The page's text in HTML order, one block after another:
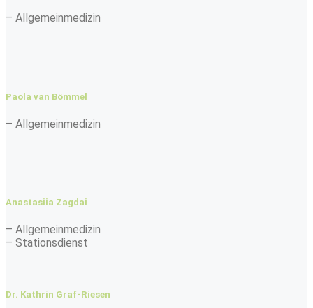
– Allgemeinmedizin
Paola van Bömmel
– Allgemeinmedizin
Anastasiia Zagdai
– Allgemeinmedizin
– Stationsdienst
Dr. Kathrin Graf-Riesen